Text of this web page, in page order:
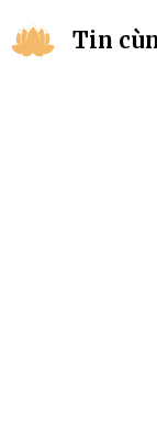
Tin